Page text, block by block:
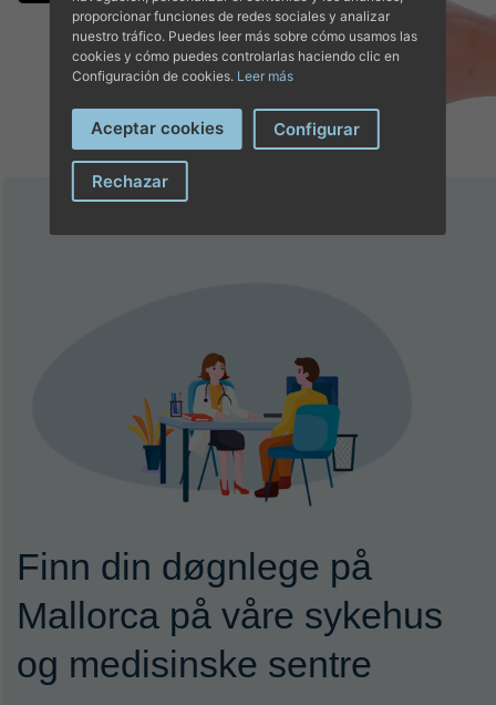
Finn din døgnlege på
Mallorca på våre sykehus
og medisinske sentre
proporcionar funciones de redes sociales y analizar
nuestro tráfico. Puedes leer más sobre cómo usamos las
cookies y cómo puedes controlarlas haciendo clic en
Configuración de cookies. Leer más
Aceptar cookies Configurar
Rechazar